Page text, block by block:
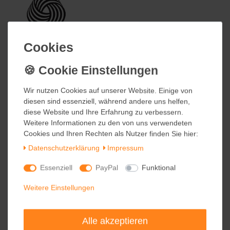
Cookies
Wir nutzen Cookies auf unserer Website. Einige von
diesen sind essenziell, während andere uns helfen,
diese Website und Ihre Erfahrung zu verbessern.
Weitere Informationen zu den von uns verwendeten
Cookies und Ihren Rechten als Nutzer finden Sie hier:
Daten­schutz­erklärung
Impressum
Essenziell PayPal Funktional
Weitere Einstellungen
Alle akzeptieren
Cookies
Wir nutzen Cookies auf unserer Website. Einige von
diesen sind essenziell, während andere uns helfen,
diese Website und Ihre Erfahrung zu verbessern.
Weitere Informationen zu den von uns verwendeten
Cookies und Ihren Rechten als Nutzer finden Sie hier:
Daten­schutz­erklärung
Impressum
Essenziell PayPal Funktional
Weitere Einstellungen
Alle akzeptieren